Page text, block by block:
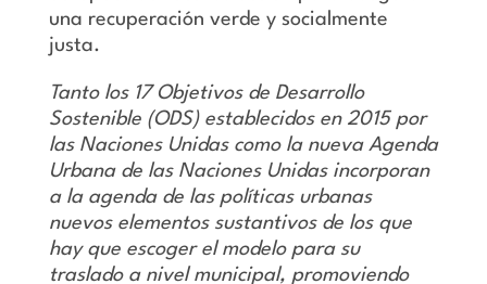
una recuperación verde y socialmente
justa.
Tanto los 17 Objetivos de Desarrollo
Sostenible (ODS) establecidos en 2015 por
las Naciones Unidas como la nueva Agenda
Urbana de las Naciones Unidas incorporan
a la agenda de las políticas urbanas
nuevos elementos sustantivos de los que
hay que escoger el modelo para su
traslado a nivel municipal, promoviendo